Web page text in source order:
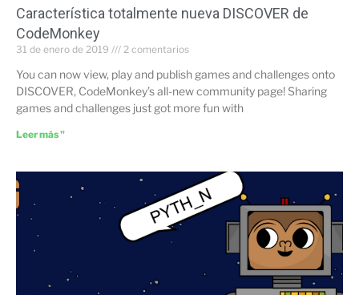
Característica totalmente nueva DISCOVER de
CodeMonkey
31 de enero de 2019 2 comentarios
You can now view, play and publish games and challenges onto
DISCOVER, CodeMonkey’s all-new community page! Sharing
games and challenges just got more fun with
Leer más "